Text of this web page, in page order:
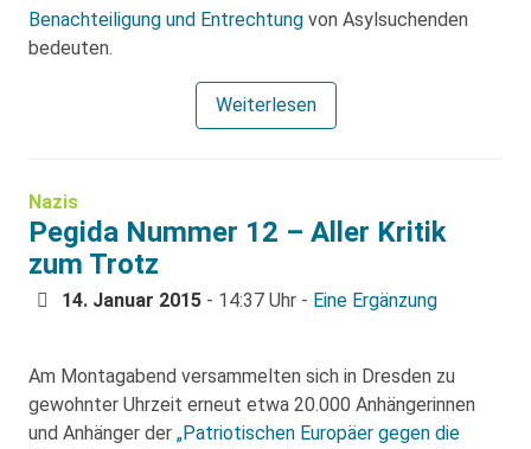
Benachteiligung und Entrechtung von Asylsuchenden
bedeuten.
Weiterlesen
Nazis
Pegida Nummer 12 – Aller Kritik
zum Trotz
14. Januar 2015 - 14:37 Uhr - Eine Ergänzung
Am Montagabend versammelten sich in Dresden zu
gewohnter Uhrzeit erneut etwa 20.000 Anhängerinnen
und Anhänger der „Patriotischen Europäer gegen die